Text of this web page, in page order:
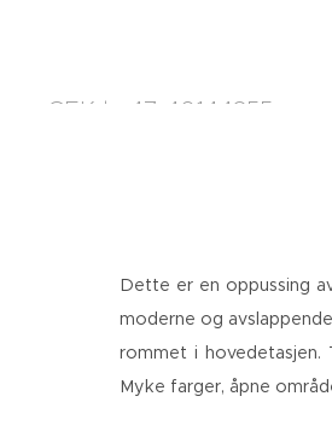
CEK | +47 40144855
Dette er en oppussing
moderne og
rommet i hovedetasjen.
Myke farger, åpne